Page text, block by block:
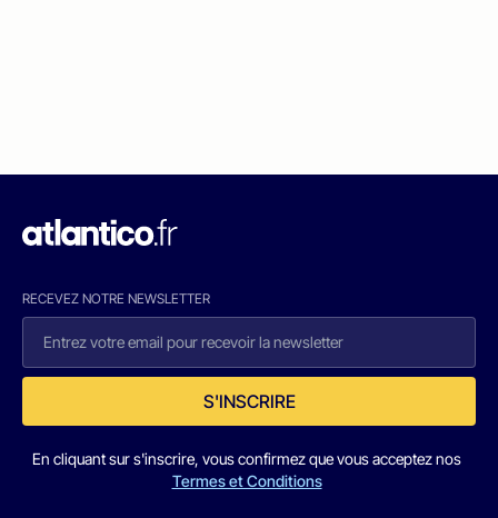
RECEVEZ NOTRE NEWSLETTER
S'INSCRIRE
En cliquant sur s'inscrire, vous confirmez que vous acceptez nos
Termes et Conditions